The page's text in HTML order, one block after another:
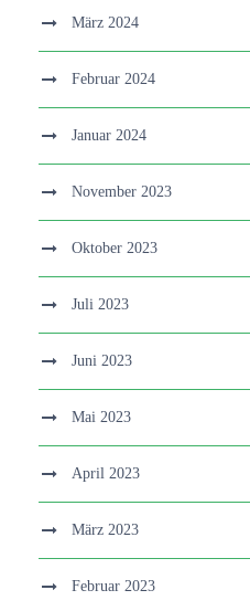
März 2024
Februar 2024
Januar 2024
November 2023
Oktober 2023
Juli 2023
Juni 2023
Mai 2023
April 2023
März 2023
Februar 2023